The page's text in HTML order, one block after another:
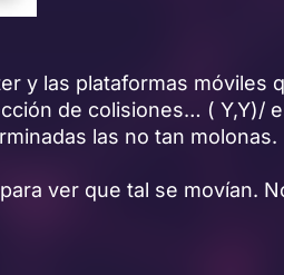
y las plataformas móviles
de colisiones… ( Y,Y)/
las no tan molonas.
ver que tal se movían.